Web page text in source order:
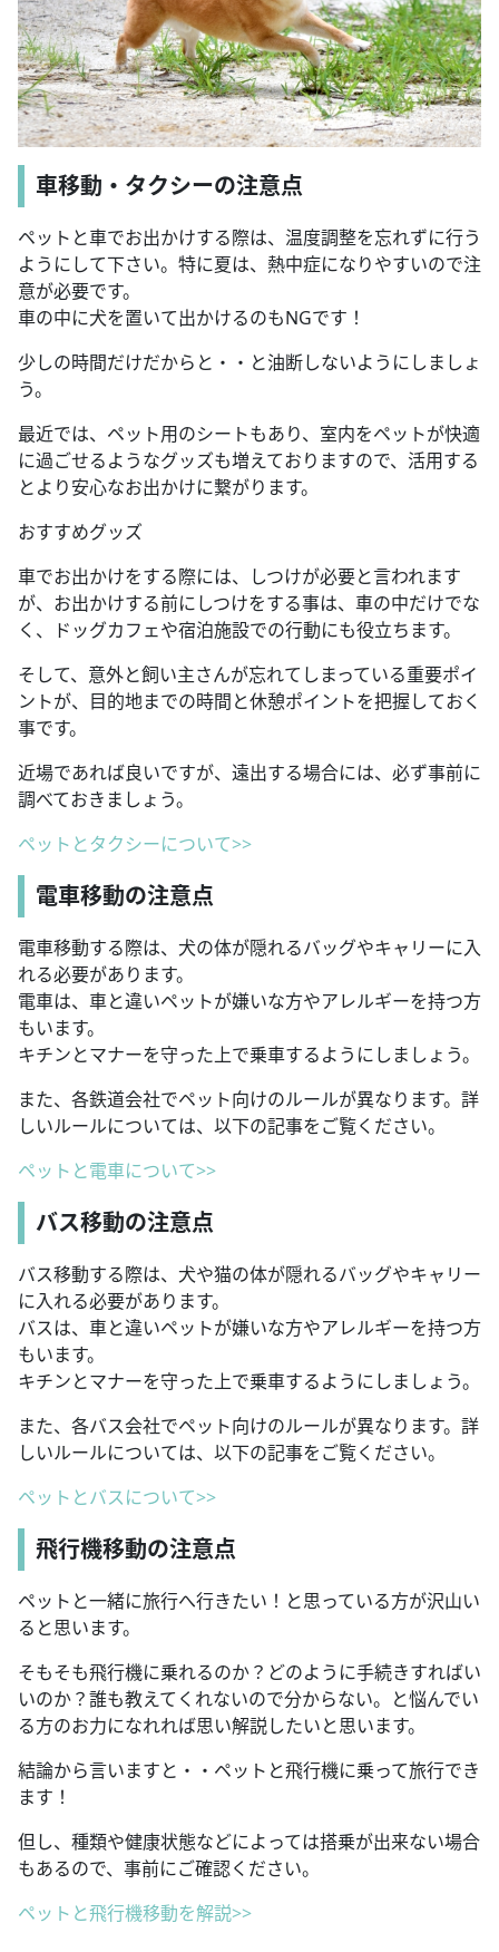
車移動・タクシーの注意点
ペットと車でお出かけする際は、温度調整を忘れずに行う
ようにして下さい。特に夏は、熱中症になりやすいので注
意が必要です。
車の中に犬を置いて出かけるのもNGです！
少しの時間だけだからと・・と油断しないようにしましょ
う。
最近では、ペット用のシートもあり、室内をペットが快適
に過ごせるようなグッズも増えておりますので、活用する
とより安心なお出かけに繋がります。
おすすめグッズ
車でお出かけをする際には、しつけが必要と言われます
が、お出かけする前にしつけをする事は、車の中だけでな
く、ドッグカフェや宿泊施設での行動にも役立ちます。
そして、意外と飼い主さんが忘れてしまっている重要ポイ
ントが、目的地までの時間と休憩ポイントを把握しておく
事です。
近場であれば良いですが、遠出する場合には、必ず事前に
調べておきましょう。
ペットとタクシーについて>>
電車移動の注意点
電車移動する際は、犬の体が隠れるバッグやキャリーに入
れる必要があります。
電車は、車と違いペットが嫌いな方やアレルギーを持つ方
もいます。
キチンとマナーを守った上で乗車するようにしましょう。
また、各鉄道会社でペット向けのルールが異なります。詳
しいルールについては、以下の記事をご覧ください。
ペットと電車について>>
バス移動の注意点
バス移動する際は、犬や猫の体が隠れるバッグやキャリー
に入れる必要があります。
バスは、車と違いペットが嫌いな方やアレルギーを持つ方
もいます。
キチンとマナーを守った上で乗車するようにしましょう。
また、各バス会社でペット向けのルールが異なります。詳
しいルールについては、以下の記事をご覧ください。
ペットとバスについて>>
飛行機移動の注意点
ペットと一緒に旅行へ行きたい！と思っている方が沢山い
ると思います。
そもそも飛行機に乗れるのか？どのように手続きすればい
いのか？誰も教えてくれないので分からない。と悩んでい
る方のお力になれれば思い解説したいと思います。
結論から言いますと・・ペットと飛行機に乗って旅行でき
ます！
但し、種類や健康状態などによっては搭乗が出来ない場合
もあるので、事前にご確認ください。
ペットと飛行機移動を解説>>